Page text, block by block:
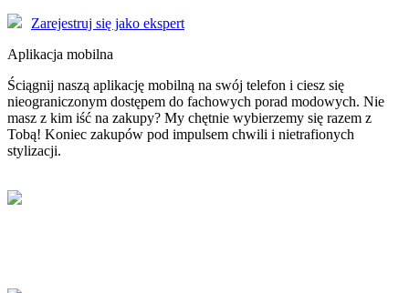
Zarejestruj się jako ekspert
Aplikacja mobilna
Ściągnij naszą aplikację mobilną na swój telefon i ciesz się
nieograniczonym dostępem do fachowych porad modowych. Nie
masz z kim iść na zakupy? My chętnie wybierzemy się razem z
Tobą! Koniec zakupów pod impulsem chwili i nietrafionych
stylizacji.